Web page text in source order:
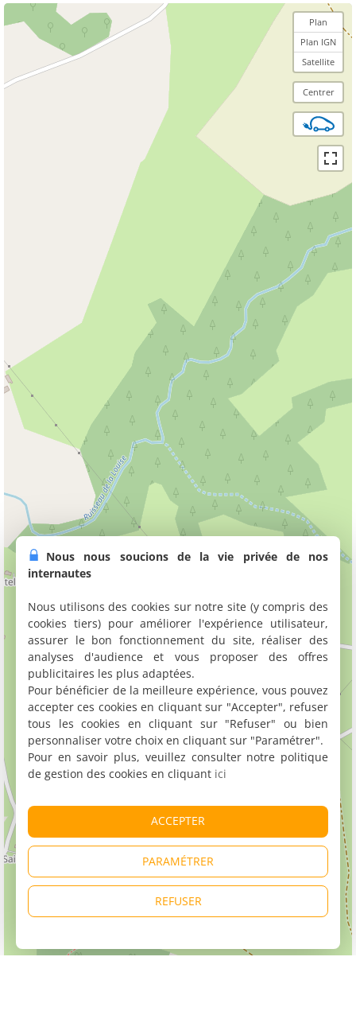
Plan
Plan IGN
Satellite
Centrer
Nous nous soucions de la vie privée de nos
internautes
Nous utilisons des cookies sur notre site (y compris des
cookies tiers) pour améliorer l'expérience utilisateur,
assurer le bon fonctionnement du site, réaliser des
analyses d'audience et vous proposer des offres
publicitaires les plus adaptées.
Pour bénéficier de la meilleure expérience, vous pouvez
accepter ces cookies en cliquant sur "Accepter", refuser
tous les cookies en cliquant sur "Refuser" ou bien
personnaliser votre choix en cliquant sur "Paramétrer".
Pour en savoir plus, veuillez consulter notre politique
de gestion des cookies en cliquant ici
ACCEPTER
PARAMÉTRER
REFUSER